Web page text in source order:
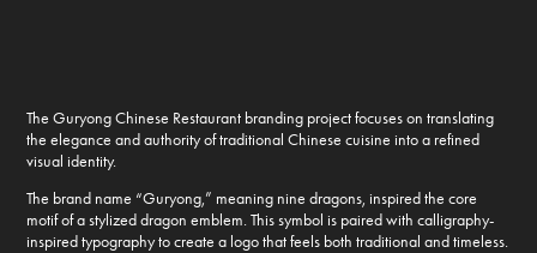
The Guryong Chinese Restaurant branding project focuses on translating
the elegance and authority of traditional Chinese cuisine into a refined
visual identity.
The brand name “Guryong,” meaning nine dragons, inspired the core
motif of a stylized dragon emblem. This symbol is paired with calligraphy-
inspired typography to create a logo that feels both traditional and timeless.